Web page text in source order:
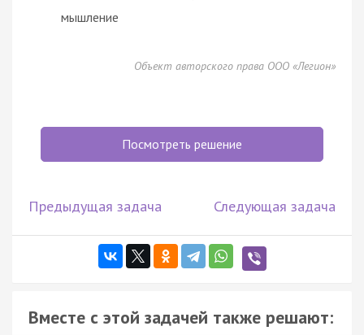
мышление
Объект авторского права ООО «Легион»
Посмотреть решение
Предыдущая задача Следующая задача
Вместе с этой задачей также решают: